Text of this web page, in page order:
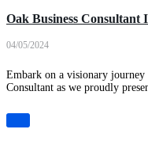
Oak Business Consultant
04/05/2024
Embark on a visionary
Consultant as we proudly